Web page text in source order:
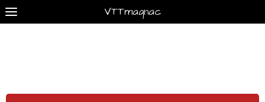
VTTmagnac